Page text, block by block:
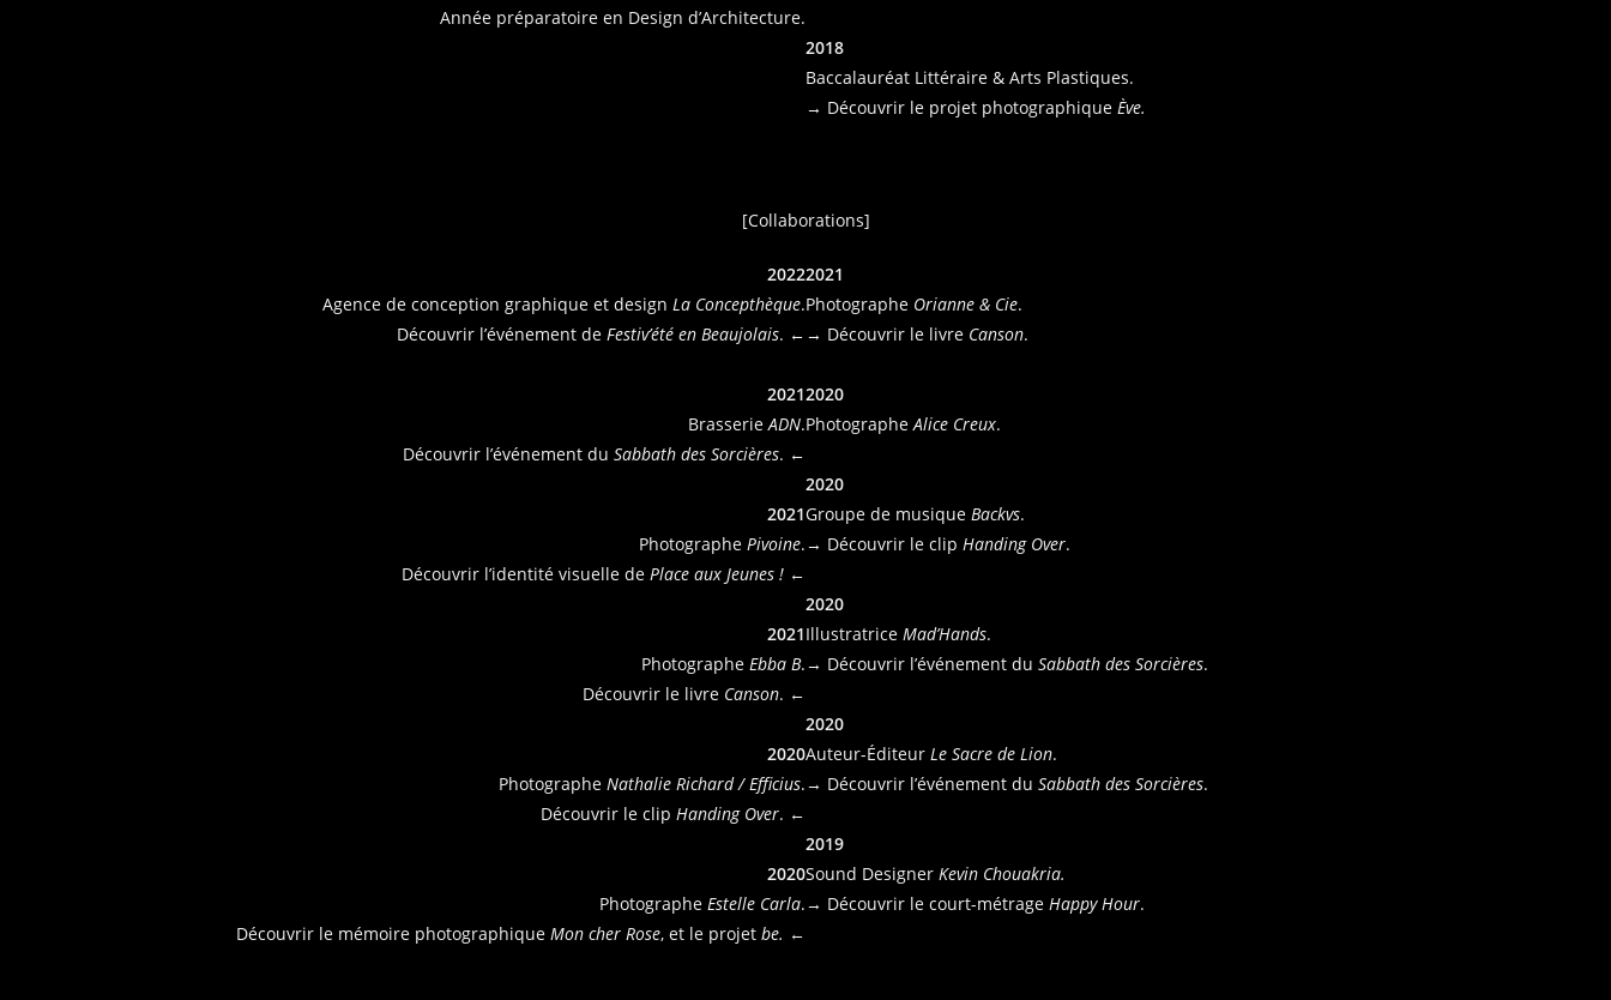
Année préparatoire en Design d’Architecture.
2018
Baccalauréat Littéraire & Arts Plastiques.
→ Découvrir le projet photographique Ève.
[Collaborations]
2022
Agence de conception graphique et design La Concepthèque.
Découvrir l’événement de Festiv’été en Beaujolais. ←
2021
BrasserieADN.
Découvrir l’événement du Sabbath des Sorcières. ←
2021
Photographe Pivoine.
Découvrir l’identité visuelle de Place aux Jeunes ! ←
2021
Photographe Ebba B.
Découvrir le livre Canson. ←
2020
Photographe Nathalie Richard / Efficius.
Découvrir le clip Handing Over. ←
2020
Photographe Estelle Carla.
Découvrir le mémoire photographique Mon cher Rose, et le projet be. ←
2021
Photographe Orianne & Cie.
→ Découvrir le livre Canson.
2020
PhotographeAlice Creux.
2020
Groupe de musique Backvs.
→ Découvrir le clip Handing Over.
2020
Illustratrice Mad’Hands.
→ Découvrir l’événement du Sabbath des Sorcières.
2020
Auteur-Éditeur Le Sacre de Lion.
→ Découvrir l’événement du Sabbath des Sorcières.
2019
Sound Designer Kevin Chouakria.
→ Découvrir le court-métrage Happy Hour.